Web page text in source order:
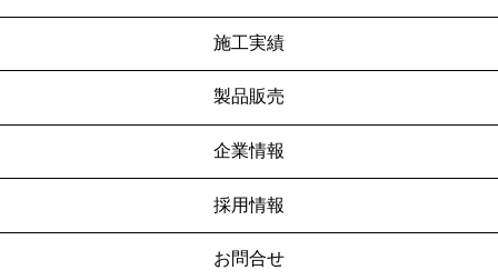
施工実績
製品販売
企業情報
採用情報
お問合せ